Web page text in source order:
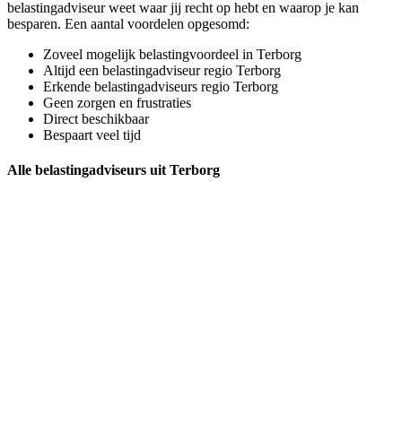
belastingadviseur weet waar jij recht op hebt en waarop je kan
besparen. Een aantal voordelen opgesomd:
Zoveel mogelijk belastingvoordeel in Terborg
Altijd een belastingadviseur regio Terborg
Erkende belastingadviseurs regio Terborg
Geen zorgen en frustraties
Direct beschikbaar
Bespaart veel tijd
Alle belastingadviseurs uit Terborg